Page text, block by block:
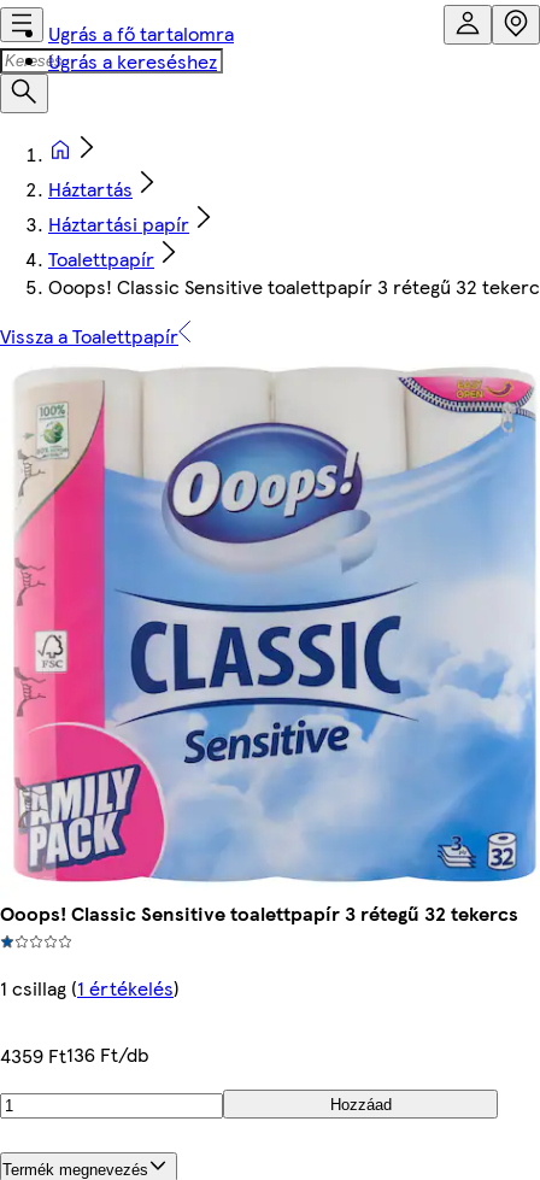
Ugrás a fő tartalomra
Ugrás a kereséshez
Háztartás
Háztartási papír
Toalettpapír
Ooops! Classic Sensitive toalettpapír 3 rétegű 32
Vissza a Toalettpapír
Ooops! Classic Sensitive toalettpapír 3 rétegű 32 tekercs
1 csillag (1 értékelés)
4359 Ft136 Ft/db
Hozzáad
Termék megnevezés